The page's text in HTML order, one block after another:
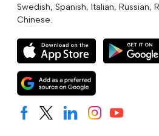
Swedish, Spanish, Italian, Russian,
Chinese.